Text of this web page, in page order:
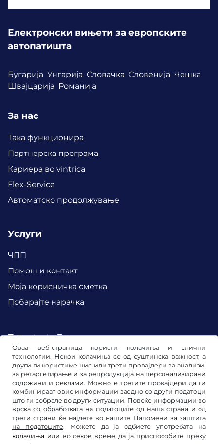
Оваа веб-страница користи колачиња и слични
технологии. Некои колачиња се од суштинска важност, а
други ги користиме ние или трети провајдери за анализи,
за ретаргетирање и за репродукција на персонализирани
содржини и реклами. Можно е третите провајдери да ги
комбинираат овие информации заедно со други податоци
што ги собрале во други ситуации. Повеќе информации во
врска со обработката на податоците од наша страна и од
трети страни ќе најдете во нашите Напомени за заштита
на податоците. Можете да ја одбиете употребата на
колачиња или во секое време да ја приспособите преку
Електронски вињети за европските
автопатишта
Бугарија Унгарија Словачка Словенија Чешка
Швајцарија Романија
За нас
Така функционира
Партнерска програма
Кариера во vintrica
Flex-Service
Aвтоматско продолжување
Услуги
ЧПП
Помош и контакт
Mоја корисничка сметка
Побарајте нарачка
Facebook Instagram